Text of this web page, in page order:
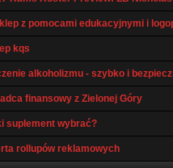
z pomocami edukacyjnymi i
kqs
alkoholizmu - szybko i
finansowy z Zielonej Góry
suplement wybrać?
rollupów reklamowych